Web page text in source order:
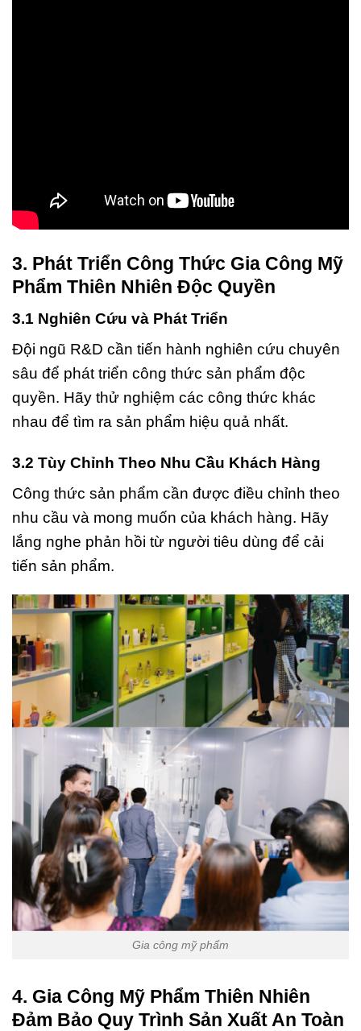
3. Phát Triển Công Thức Gia Công Mỹ
Phẩm Thiên Nhiên Độc Quyền
3.1 Nghiên Cứu và Phát Triển
Đội ngũ R&D cần tiến hành nghiên cứu chuyên
sâu để phát triển công thức sản phẩm độc
quyền. Hãy thử nghiệm các công thức khác
nhau để tìm ra sản phẩm hiệu quả nhất.
3.2 Tùy Chỉnh Theo Nhu Cầu Khách Hàng
Công thức sản phẩm cần được điều chỉnh theo
nhu cầu và mong muốn của khách hàng. Hãy
lắng nghe phản hồi từ người tiêu dùng để cải
tiến sản phẩm.
Gia công mỹ phẩm
4. Gia Công Mỹ Phẩm Thiên Nhiên
Đảm Bảo Quy Trình Sản Xuất An Toàn